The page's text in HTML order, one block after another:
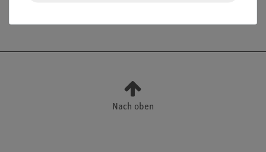
Nach oben